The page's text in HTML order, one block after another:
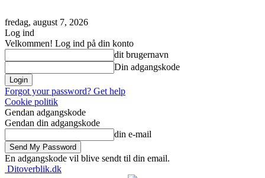
fredag, august 7, 2026
Log ind
Velkommen! Log ind på din konto
dit brugernavn
Din adgangskode
Forgot your password? Get help
Cookie politik
Gendan adgangskode
Gendan din adgangskode
din e-mail
En adgangskode vil blive sendt til din email.
Ditoverblik.dk